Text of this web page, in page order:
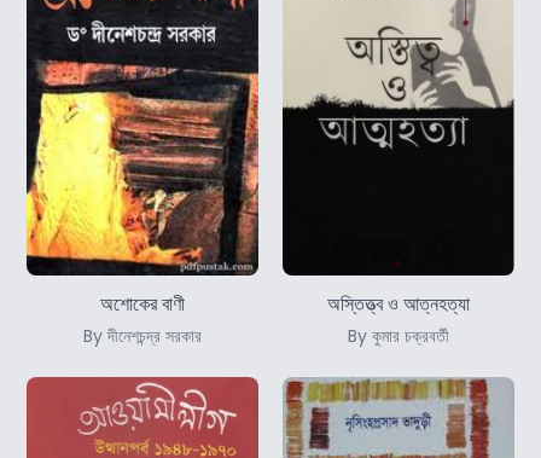
অশোকের বাণী
By দীনেশচন্দ্র সরকার
অস্তিত্ত্ব ও আত্নহত্যা
By কুমার চক্রবর্তী